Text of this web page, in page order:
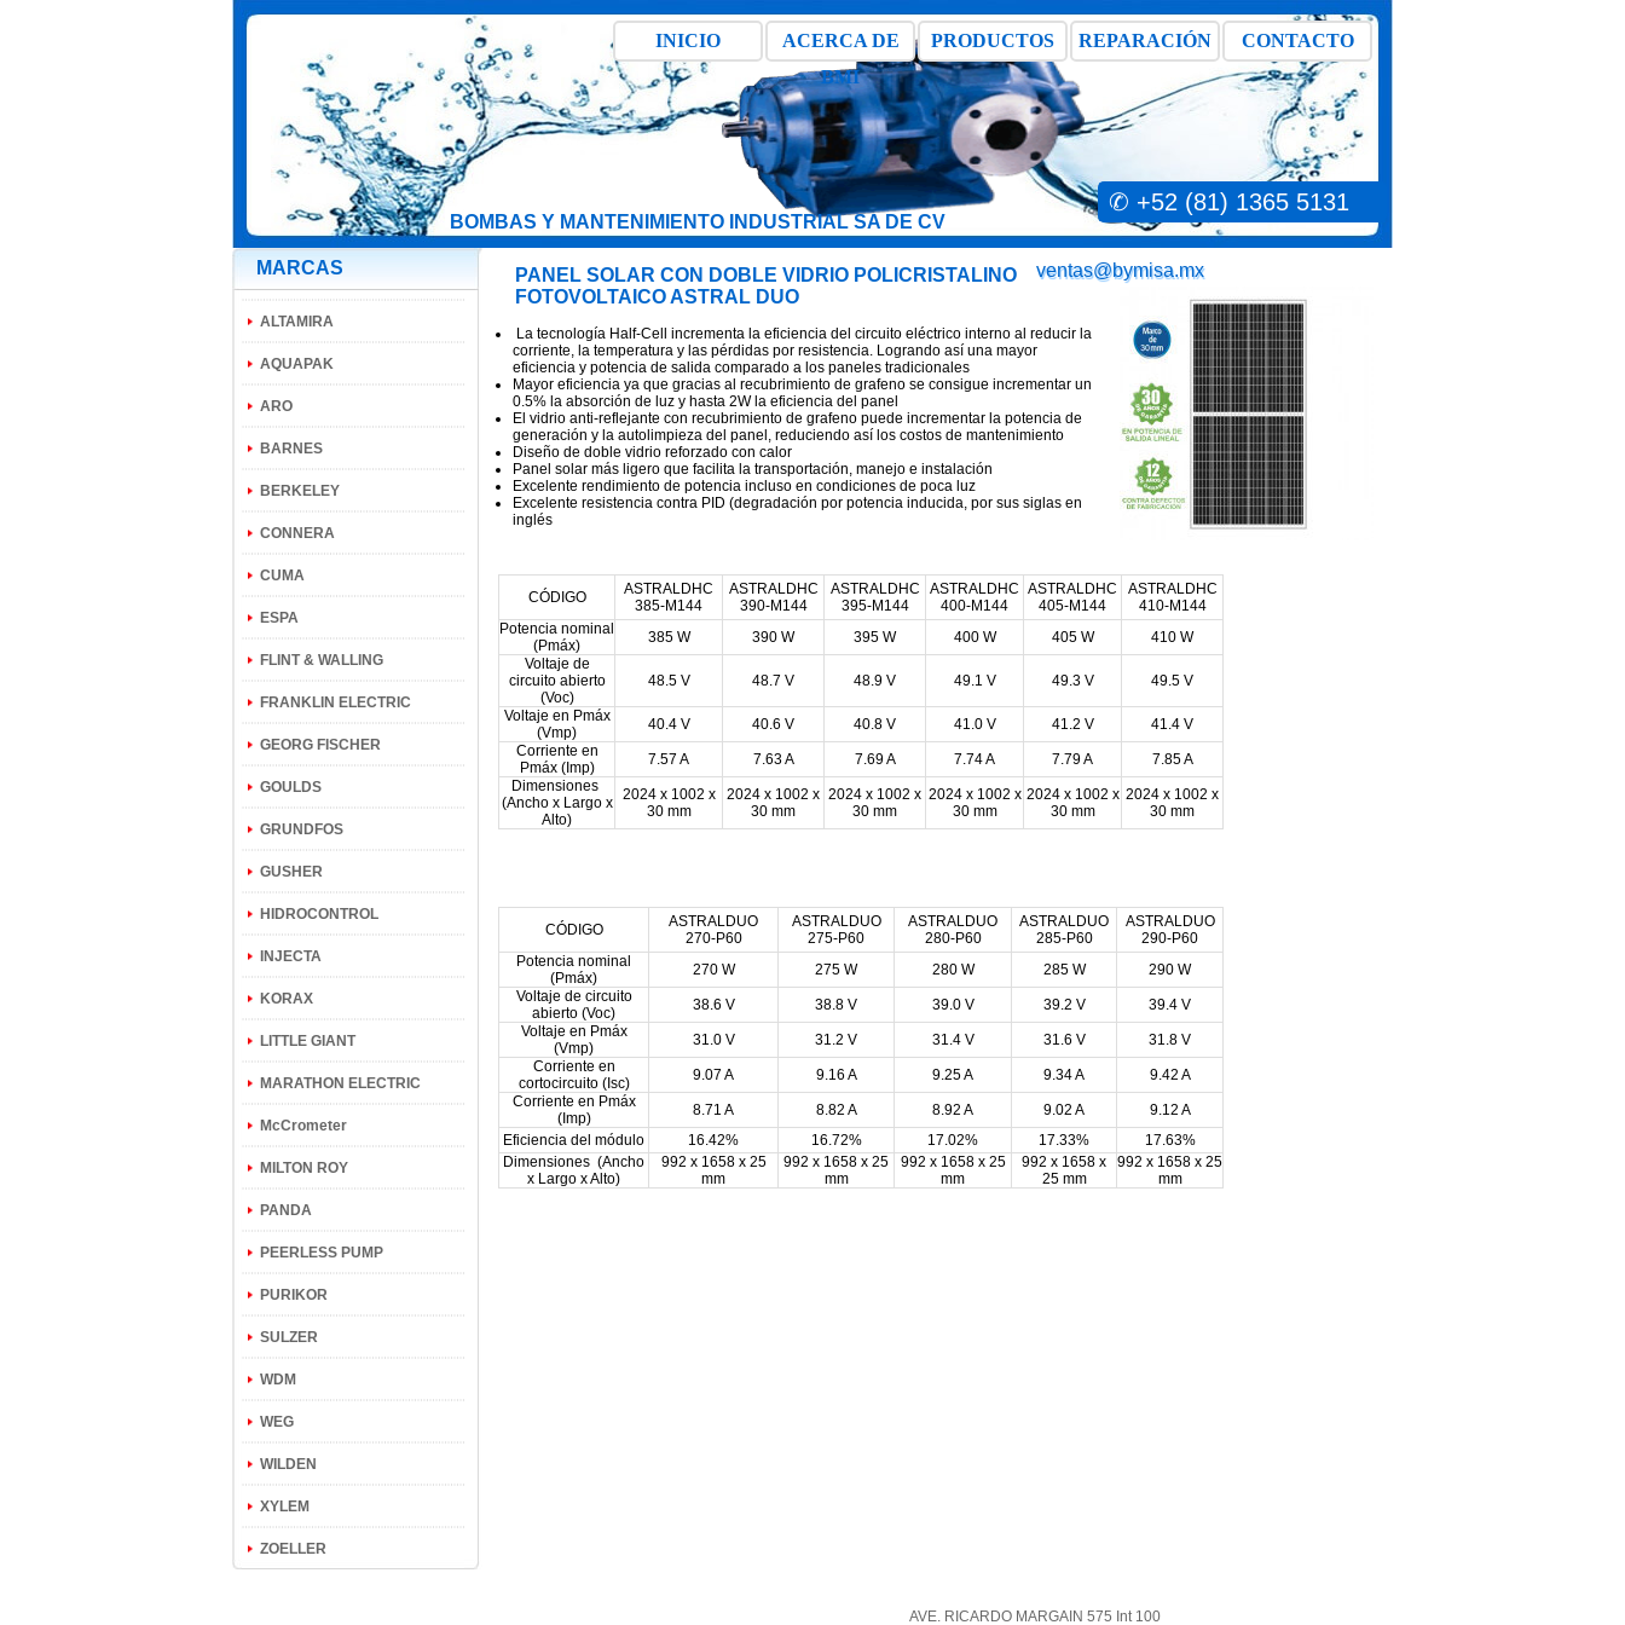
ventas@bymisa.mx
BOMBAS Y MANTENIMIENTO INDUSTRIAL SA DE CV
✆ +52 (81) 1365 5131
CONTACTO
REPARACIÓN
PRODUCTOS
ACERCA DE
BMI
INICIO
MARCAS
ALTAMIRA
AQUAPAK
ARO
BARNES
BERKELEY
CONNERA
CUMA
ESPA
FLINT & WALLING
FRANKLIN ELECTRIC
GEORG FISCHER
GOULDS
GRUNDFOS
GUSHER
HIDROCONTROL
INJECTA
KORAX
LITTLE GIANT
MARATHON ELECTRIC
McCrometer
MILTON ROY
PANDA
PEERLESS PUMP
PURIKOR
SULZER
WDM
WEG
WILDEN
XYLEM
ZOELLER
PANEL SOLAR CON DOBLE VIDRIO POLICRISTALINO
FOTOVOLTAICO ASTRAL DUO
La tecnología Half-Cell incrementa la eficiencia del circuito eléctrico interno al reducir la
corriente, la temperatura y las pérdidas por resistencia. Logrando así una mayor
eficiencia y potencia de salida comparado a los paneles tradicionales
Mayor eficiencia ya que gracias al recubrimiento de grafeno se consigue incrementar un
0.5% la absorción de luz y hasta 2W la eficiencia del panel
El vidrio anti-reflejante con recubrimiento de grafeno puede incrementar la potencia de
generación y la autolimpieza del panel, reduciendo así los costos de mantenimiento
Diseño de doble vidrio reforzado con calor
Panel solar más ligero que facilita la transportación, manejo e instalación
Excelente rendimiento de potencia incluso en condiciones de poca luz
Excelente resistencia contra PID (degradación por potencia inducida, por sus siglas en
inglés
CÓDIGO
ASTRALDHC
385-M144
ASTRALDHC
390-M144
ASTRALDHC
395-M144
ASTRALDHC
400-M144
ASTRALDHC
405-M144
ASTRALDHC
410-M144
Potencia nominal
(Pmáx)
385 W 390 W 395 W 400 W 405 W
410 W
Voltaje de
circuito abierto
(Voc)
48.5 V 48.7 V 48.9 V 49.1 V 49.3 V 49.5 V
Voltaje en Pmáx
(Vmp)
40.4 V 40.6 V 40.8 V 41.0 V 41.2 V
41.4 V
Corriente en
Pmáx (Imp)
7.57 A 7.63 A 7.69 A 7.74 A 7.79 A
7.85 A
Dimensiones
(Ancho x Largo x
Alto)
2024 x 1002 x
30 mm
2024 x 1002 x
30 mm
2024 x 1002 x
30 mm
2024 x 1002 x
30 mm
2024 x 1002 x
30 mm
2024 x 1002 x
30 mm
CÓDIGO
ASTRALDUO
270-P60
ASTRALDUO
275-P60
ASTRALDUO
280-P60
ASTRALDUO
285-P60
ASTRALDUO
290-P60
Potencia nominal
(Pmáx)
270 W 275 W 280 W 285 W
290 W
Voltaje de circuito
abierto (Voc)
38.6 V 38.8 V 39.0 V 39.2 V
39.4 V
Voltaje en Pmáx
(Vmp)
31.0 V 31.2 V 31.4 V 31.6 V
31.8 V
Corriente en
cortocircuito (Isc)
9.07 A 9.16 A 9.25 A 9.34 A
9.42 A
Corriente en Pmáx
(Imp)
8.71 A 8.82 A 8.92 A 9.02 A
9.12 A
Eficiencia del módulo
16.42% 16.72% 17.02% 17.33%
17.63%
Dimensiones (Ancho
x Largo x Alto)
992 x 1658 x 25
mm
992 x 1658 x 25
mm
992 x 1658 x 25
mm
992 x 1658 x
25 mm
992 x 1658 x 25
mm
AVE. RICARDO MARGAIN 575 Int 100